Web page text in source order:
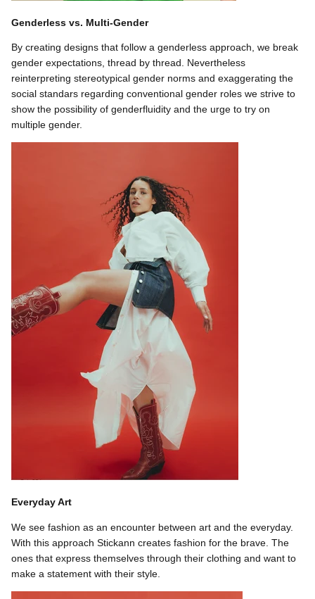
Genderless vs. Multi-Gender
By creating designs that follow a genderless approach, we break
gender expectations, thread by thread. Nevertheless
reinterpreting stereotypical gender norms and exaggerating the
social standars regarding conventional gender roles we strive to
show the possibility of genderfluidity and the urge to try on
multiple gender.
Everyday Art
We see fashion as an encounter between art and the everyday.
With this approach Stickann creates fashion for the brave. The
ones that express themselves through their clothing and want to
make a statement with their style.